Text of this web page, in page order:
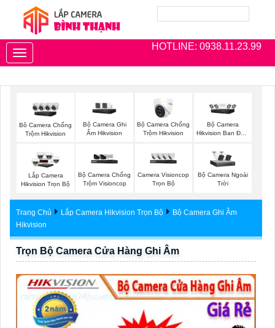
HOTLINE: 0938.11.23.99
Toggle
navigation
Bô Camera Chống
Trộm Hikvision
Bộ Camera Ghi
Âm Hikvision
Bộ Camera Chống
Trộm Hikvision
Bộ Camera
Hikvision Ban Đêm
Lắp Camera
Hikvision Trọn Bộ
Bộ Camera Chống
Trộm Visioncop
Camera Visioncop
Trọn Bộ
Bộ Camera Ngoài
Trời
Trang Chủ Lắp Camera Hikvision Trọn Bộ
Bộ Camera Ghi Âm
Hikvision
Trọn Bộ Camera Cửa Hàng Ghi Âm